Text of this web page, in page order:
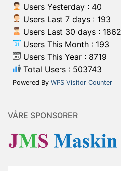
Users Yesterday : 40
Users Last 7 days : 193
Users Last 30 days : 1862
Users This Month : 193
Users This Year : 8719
Total Users : 503743
Powered By WPS Visitor Counter
VÅRE SPONSORER